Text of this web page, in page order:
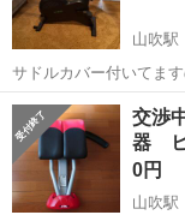
山吹駅
サドルカバー付いてま
タブレット置けるので
はぴったりです。
長野 下伊那郡
FITBOX
交渉
器 ヒ
0円
山吹駅